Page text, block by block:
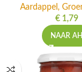
Aardappel,
€1,79
NAAR AH